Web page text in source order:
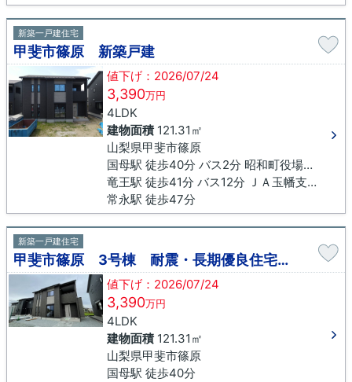
新築一戸建住宅
甲斐市篠原 新築戸建
値下げ：2026/07/24
3,390万円
4LDK
建物面積121.31㎡
山梨県甲斐市篠原
国母駅 徒歩40分 バス2分 昭和町役場入口下車 徒歩27分
竜王駅 徒歩41分 バス12分 ＪＡ玉幡支店下車 徒歩13分
常永駅 徒歩47分
新築一戸建住宅
甲斐市篠原 3号棟 耐震・長期優良住宅 新築戸建
値下げ：2026/07/24
3,390万円
4LDK
建物面積121.31㎡
山梨県甲斐市篠原
国母駅 徒歩40分